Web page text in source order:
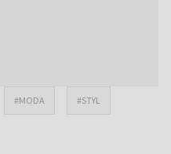
#MODA #STYL